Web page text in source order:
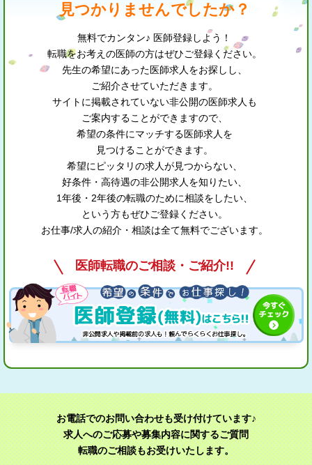
見つかりませんでしたか？
無料でカンタン♪ 医師登録しよう！
転職をお考えの医師の方はぜひご登録ください。
先生の希望にあった医師求人をお探しし、
ご紹介させていただきます。
サイトに掲載されていない非公開の医師求人も
ご案内することができますので、
希望の条件にマッチする医師求人を
見つけることができます。
希望にピッタリの求人が見つからない、
好条件・高待遇の非公開求人を知りたい、
1年後・2年後の転職のために相談をしたい、
という方もぜひご登録ください。
お仕事/求人の紹介・相談は全て無料でございます。
医師転職のご相談・ご紹介!!
お電話でのお問い合わせも受け付けています♪
求人へのご応募や募集内容に関するご質問
転職のご相談もお受けいたします。